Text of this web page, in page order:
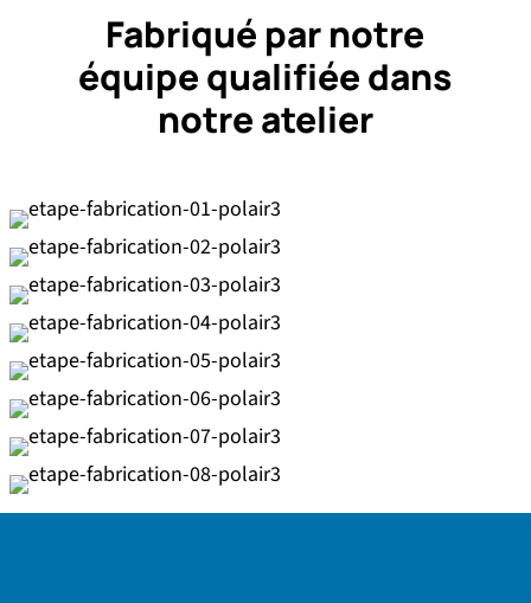
Fabriqué par notre
équipe qualifiée dans
notre atelier